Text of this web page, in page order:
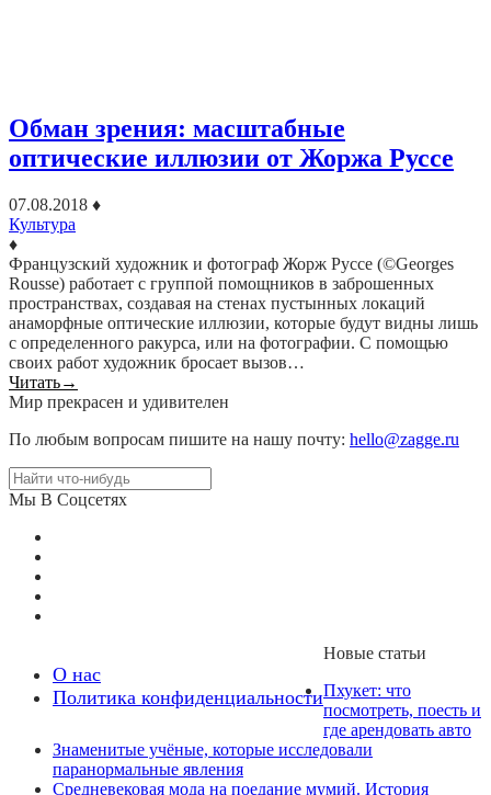
Обман зрения: масштабные
оптические иллюзии от Жоржа Руссе
07.08.2018 ♦
Культура
♦
Французский художник и фотограф Жорж Руссе (©Georges
Rousse) работает с группой помощников в заброшенных
пространствах, создавая на стенах пустынных локаций
анаморфные оптические иллюзии, которые будут видны лишь
с определенного ракурса, или на фотографии. С помощью
своих работ художник бросает вызов…
Читать→
Мир прекрасен и удивителен
По любым вопросам пишите на нашу почту: hello@zagge.ru
Мы В Соцсетях
О нас
Политика конфиденциальности
Новые статьи
Пхукет: что
посмотреть, поесть и
где арендовать авто
Знаменитые учёные, которые исследовали
паранормальные явления
Средневековая мода на поедание мумий. История